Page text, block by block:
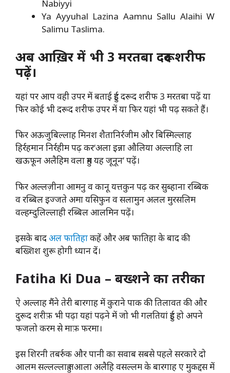
Nabiyyi
Ya Ayyuhal Lazina Aamnu Sallu Alaihi W
Salimu Taslima.
अब आख़िर में भी 3 मरतबा दरूद शरीफ
पढ़ें।
यहां पर आप वही उपर में बताई हुई दरूद शरीफ 3 मरतबा पढ़ें या
फिर कोई भी दरूद शरीफ उपर में या फिर यहां भी पढ़ सकते हैं।
फिर अऊजुबिल्लाह मिनश शैतानिर्रजीम और बिस्मिल्लाह
हिर्रहमान निर्रहीम पढ़ कर‘अला इन्ना औलिया अल्लाहि ला
खऊफून अलैहिम वला हुम यह जूनून’ पढ़ें।
फिर अल्लज़ीना आमनु व कानू यत्तकुन पढ़ कर सुब्हाना रब्बिक
व रब्बिल इज्जते अमा यसिफुन व सलामुन अलल मुरसलिम
वल्हम्दुलिल्लाही रब्बिल आलमिन पढ़ें।
इसके बादअल फातिहाकहें और अब फातिहा के बाद की
बख्शिश शुरू होगी ध्यान दें।
Fatiha Ki Dua – बख्शने का तरीका
ऐ अल्लाह मैंने तेरी बारगाह में कुराने पाक की तिलावत की और
दुरूद शरीफ़ भी पढ़ा यहां पढ़ने में जो भी गलतियां हुई हो अपने
फजलो करम से माफ़ फरमा।
इस शिरनी तबर्रुक और पानी का सवाब सबसे पहले सरकारे दो
आलम सल्लल्लाहु तआला अलैहि वसल्लम के बारगाह ए मुकद्दस में